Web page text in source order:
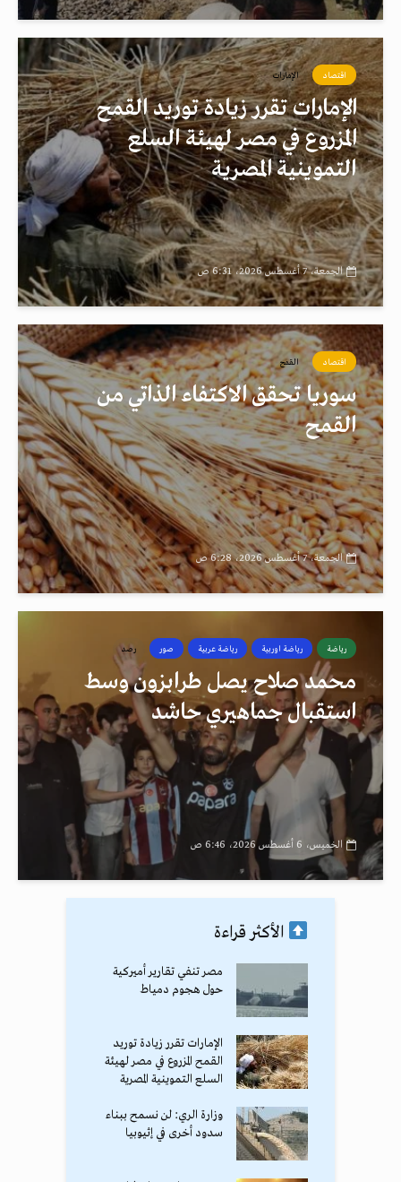
اقتصاد الإمارات
الإمارات تقرر زيادة توريد القمح
المزروع في مصر لهيئة السلع
التموينية المصرية
الجمعة، 7 أغسطس 2026، 6:31 ص
اقتصاد القمح
سوريا تحقق الاكتفاء الذاتي من
القمح
الجمعة، 7 أغسطس 2026، 6:28 ص
رياضة رياضة اوربية رياضة عربية صور رصد
محمد صلاح يصل طرابزون وسط
استقبال جماهيري حاشد
الخميس، 6 أغسطس 2026، 6:46 ص
الأكثر قراءة
مصر تنفي تقارير أميركية
حول هجوم دمياط
الإمارات تقرر زيادة توريد
القمح المزروع في مصر لهيئة
السلع التموينية المصرية
وزارة الري: لن نسمح ببناء
سدود أخرى في إثيوبيا